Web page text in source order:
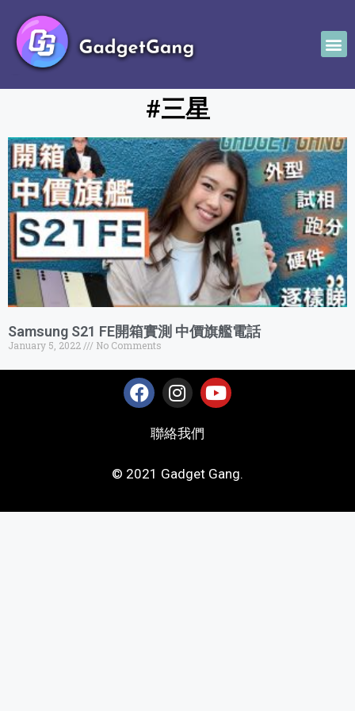
#三星
Samsung S21 FE開箱實測 中價旗艦電話
January 5, 2022 No Comments
聯絡我們
© 2021 Gadget Gang.